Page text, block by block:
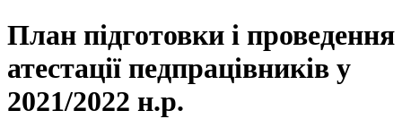
План підготовки і проведення
атестації педпрацівників у
2021/2022 н.р.